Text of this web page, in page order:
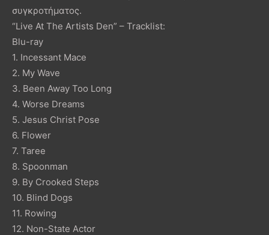
συγκροτήματος.
“Live At The Artists Den” – Tracklist:
Blu-ray
1. Incessant Mace
2. My Wave
3. Been Away Too Long
4. Worse Dreams
5. Jesus Christ Pose
6. Flower
7. Taree
8. Spoonman
9. By Crooked Steps
10. Blind Dogs
11. Rowing
12. Non-State Actor